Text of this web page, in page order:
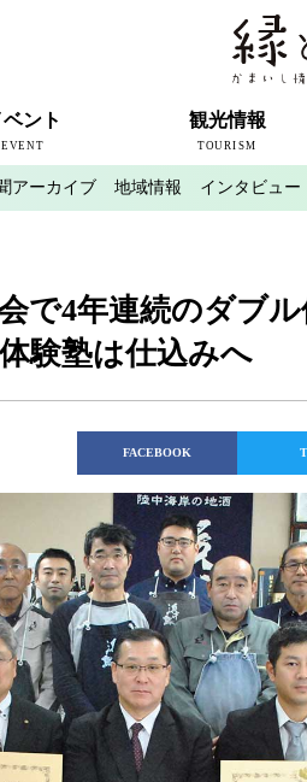
ベント
EVENT
ト情報
観光情報
TOURISM
近代製鉄発祥の地
観光スポット
宿泊情報
釜石情報交流センター
魚河岸テラス
うのすまい・トモス
根浜シーサイド
SL銀河
三陸鉄道
アーカイブ 地域情報 インタビュー
で4年連続のダブ
験塾は仕込みへ
FACEBOOK